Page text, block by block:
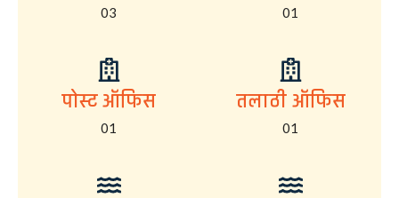
03 01
पोस्ट ऑफिस
01
तलाठी ऑफिस
01